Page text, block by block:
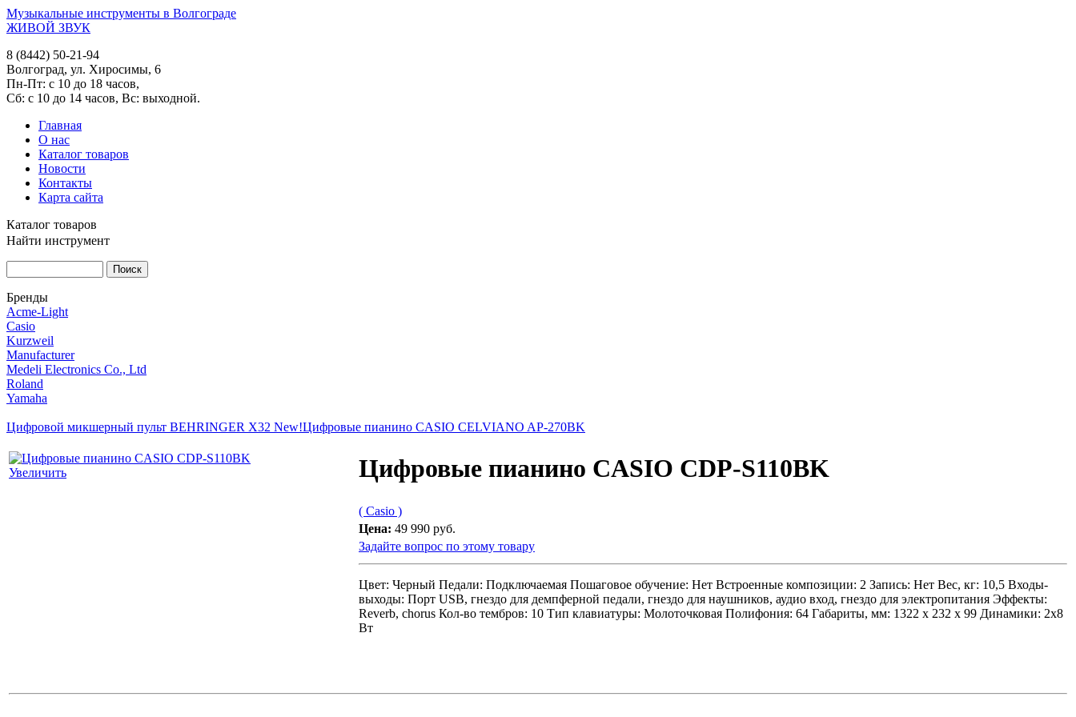
Музыкальные инструменты в Волгограде
ЖИВОЙ ЗВУК
8 (8442) 50-21-94
Волгоград, ул. Хиросимы, 6
Пн-Пт: с 10 до 18 часов,
Сб: с 10 до 14 часов, Вс: выходной.
Главная
О нас
Каталог товаров
Новости
Контакты
Карта сайта
Каталог товаров
Найти инструмент
Бренды
Acme-Light
Casio
Kurzweil
Manufacturer
Medeli Electronics Co., Ltd
Roland
Yamaha
Цифровой микшерный пульт BEHRINGER X32 New!Цифровые пианино CASIO CELVIANO AP-270BK
Увеличить Цифровые пианино CASIO CDP-S110BK
( Casio )
Цена: 49 990 руб.
Задайте вопрос по этому товару
Цвет: Черный Педали: Подключаемая Пошаговое обучение: Нет Встроенные композиции: 2 Запись: Нет Вес, кг: 10,5 Входы-
выходы: Порт USB, гнездо для демпферной педали, гнездо для наушников, аудио вход, гнездо для электропитания Эффекты:
Reverb, сhorus Кол-во тембров: 10 Тип клавиатуры: Молоточковая Полифония: 64 Габариты, мм: 1322 х 232 х 99 Динамики: 2x8
Вт